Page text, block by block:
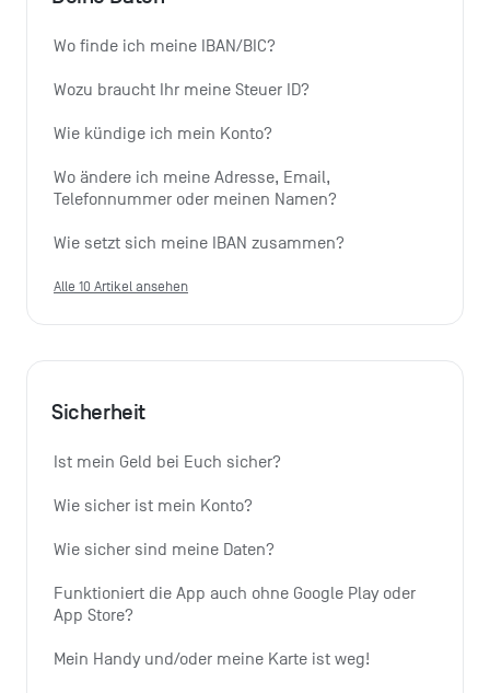
Wo finde ich meine IBAN/BIC?
Wozu braucht Ihr meine Steuer ID?
Wie kündige ich mein Konto?
Wo ändere ich meine Adresse, Email,
Telefonnummer oder meinen Namen?
Wie setzt sich meine IBAN zusammen?
Alle 10 Artikel ansehen
Sicherheit
Ist mein Geld bei Euch sicher?
Wie sicher ist mein Konto?
Wie sicher sind meine Daten?
Funktioniert die App auch ohne Google Play oder
App Store?
Mein Handy und/oder meine Karte ist weg!